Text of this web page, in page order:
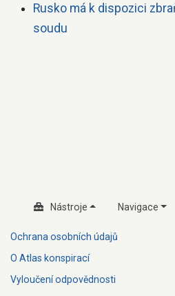
Rusko má k dispozici
soudu
Nástroje Navigace
Ochrana osobních údajů
O Atlas konspirací
Vyloučení odpovědnosti